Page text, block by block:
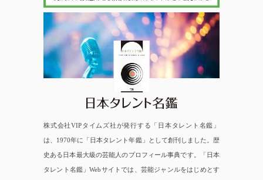
日本タレント名鑑
株式会社VIPタイムズ社が発行する「日本タレント名鑑」
は、1970年に「日本タレント年鑑」として創刊しました。歴
史ある日本最大級の芸能人のプロフィール事典です。「日本
タレント名鑑」Webサイトでは、芸能ジャンルをはじめとす